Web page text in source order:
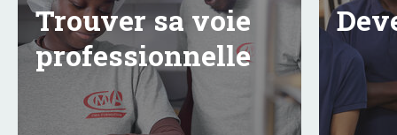
Trouver sa voie
professionnelle